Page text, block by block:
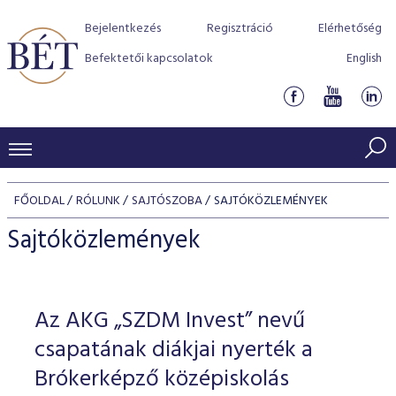
Bejelentkezés Regisztráció
Elérhetőség
Befektetői kapcsolatok
English
KERESKEDÉSI ADATOK
INDEXEK
Jelzáloglevél indexek
Vállalati kötvény indexek
Azonnali Piac
Részvények
Származékos piac
BEFEKTETŐK
Részvény szekció
Hitelpapír szekció
BÉT szabályzatok
Befektetővédelem
Alkalmazott díjstruktúra
Elszámolás
Részvény és vállalati kötvény tőzsdei bevezetését
program
BÉT Xtend - Részvénypiac egyszerűen
TŐZSDETAGOK
Tőzsdetagok, üzletkötők
VENDOROK
FŐOLDAL RÓLUNK SAJTÓSZOBA SAJTÓKÖZLEMÉNYEK
Sajtóközlemények
Az AKG „SZDM Invest” nevű
csapatának diákjai nyerték a
Brókerképző középiskolás